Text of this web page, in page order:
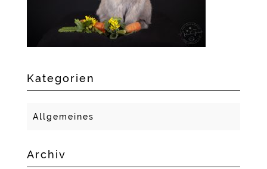
Kategorien
Allgemeines
Archiv